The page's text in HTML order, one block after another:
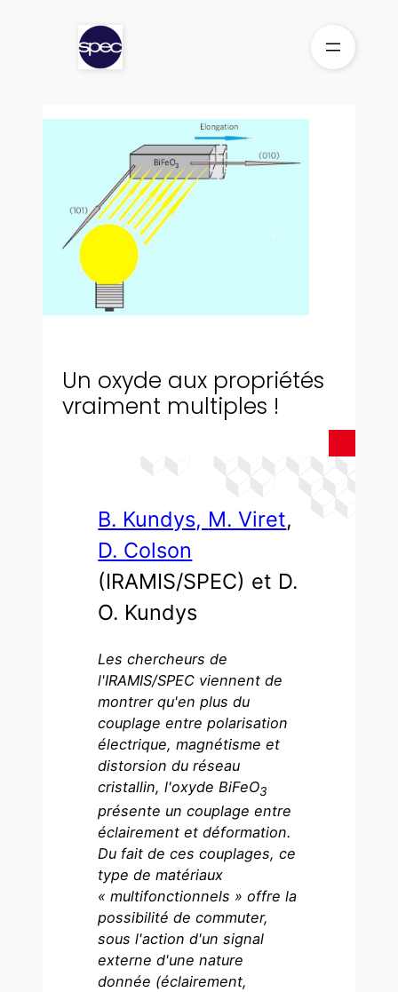
Un oxyde aux propriétés
vraiment multiples !
B. Kundys, M. Viret,
D. Colson
(IRAMIS/SPEC) et D.
O. Kundys
Les chercheurs de
l'IRAMIS/SPEC viennent de
montrer qu'en plus du
couplage entre polarisation
électrique, magnétisme et
distorsion du réseau
cristallin, l'oxyde BiFeO3
présente un couplage entre
éclairement et déformation.
Du fait de ces couplages, ce
type de matériaux
« multifonctionnels » offre la
possibilité de commuter,
sous l'action d'un signal
externe d'une nature
donnée (éclairement,